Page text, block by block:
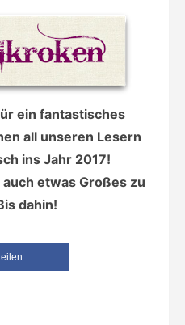
ein fantastisches
all unseren Lesern
ins Jahr 2017!
etwas Großes zu
dahin!